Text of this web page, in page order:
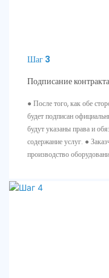
Шаг 3
Подписание
● После того, как обе
будет подписан
будут указаны права и
содержание услуг. ●
производство